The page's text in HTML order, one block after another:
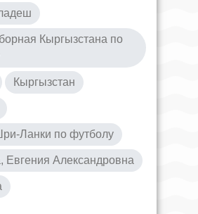
Кыргызстана по
Кыргызстан
Ланки по футболу
Евгения Александровна